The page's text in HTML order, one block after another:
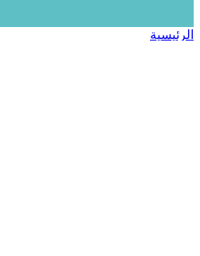
الرئيسية